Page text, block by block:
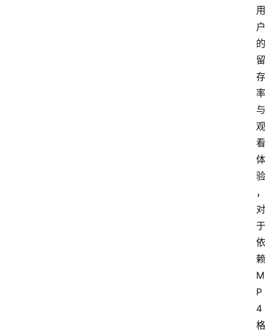
用
户
的
留
存
率
与
观
看
体
验
，
对
于
依
赖
M
P
4
格